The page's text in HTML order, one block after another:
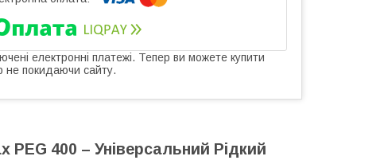
електронні платежі. Тепер ви можете купити
не покидаючи сайту.
PEG 400 – Універсальний Рідкий